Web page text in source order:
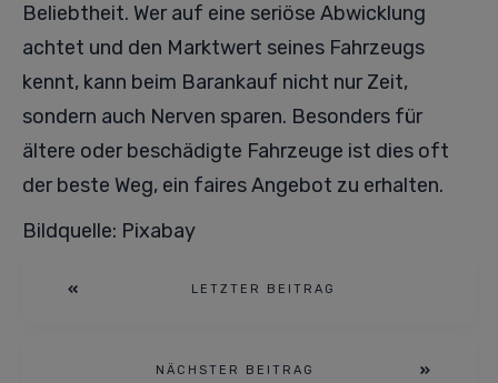
Beliebtheit. Wer auf eine seriöse Abwicklung
achtet und den Marktwert seines Fahrzeugs
kennt, kann beim Barankauf nicht nur Zeit,
sondern auch Nerven sparen. Besonders für
ältere oder beschädigte Fahrzeuge ist dies oft
der beste Weg, ein faires Angebot zu erhalten.
Bildquelle: Pixabay
LETZTER BEITRAG
NÄCHSTER BEITRAG